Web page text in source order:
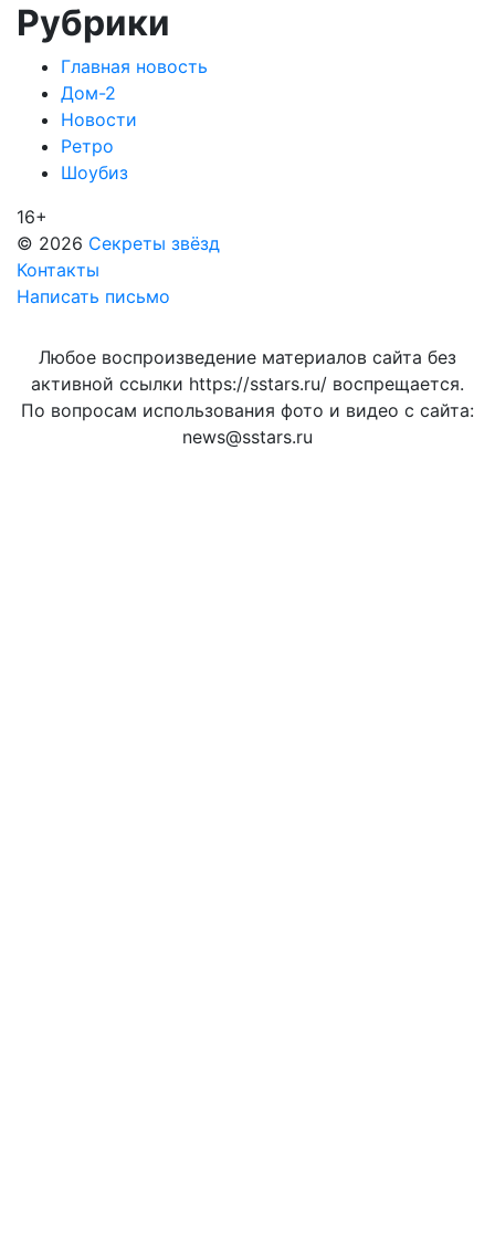
Рубрики
Главная новость
Дом-2
Новости
Ретро
Шоубиз
16+
© 2026 Секреты звёзд
Контакты
Написать письмо
Любое воспроизведение материалов сайта без
активной ссылки https://sstars.ru/ воспрещается.
По вопросам использования фото и видео с сайта:
news@sstars.ru